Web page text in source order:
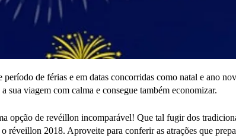
de férias e em datas concorridas como natal e ano
sua viagem com calma e consegue também economizar.
opção de revéillon incomparável! Que tal fugir dos
réveillon 2018. Aproveite para conferir as atrações que